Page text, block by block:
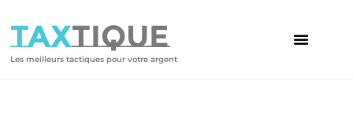
TAXTIQUE
Les meilleurs tactiques pour votre argent